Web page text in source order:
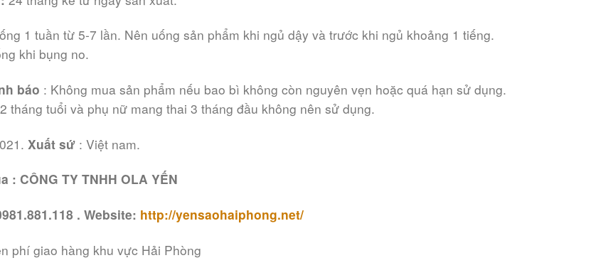
1 tuần từ 5-7 lần. Nên uống sản phẩm khi ngủ dậy và trước khi ngủ khoảng 1 tiếng.
khi bụng no.
báo : Không mua sản phẩm nếu bao bì không còn nguyên vẹn hoặc quá hạn sử dụng.
tháng tuổi và phụ nữ mang thai 3 tháng đầu không nên sử dụng.
Xuất sứ : Việt nam.
: CÔNG TY TNHH OLA YẾN
. Website: http://yensaohaiphong.net/
phí giao hàng khu vực Hải Phòng